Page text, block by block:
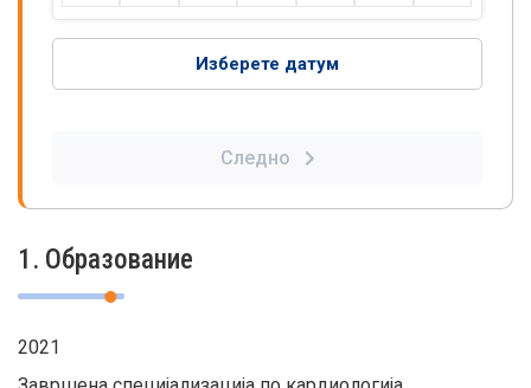
Изберете датум
Следно
1. Образование
2021